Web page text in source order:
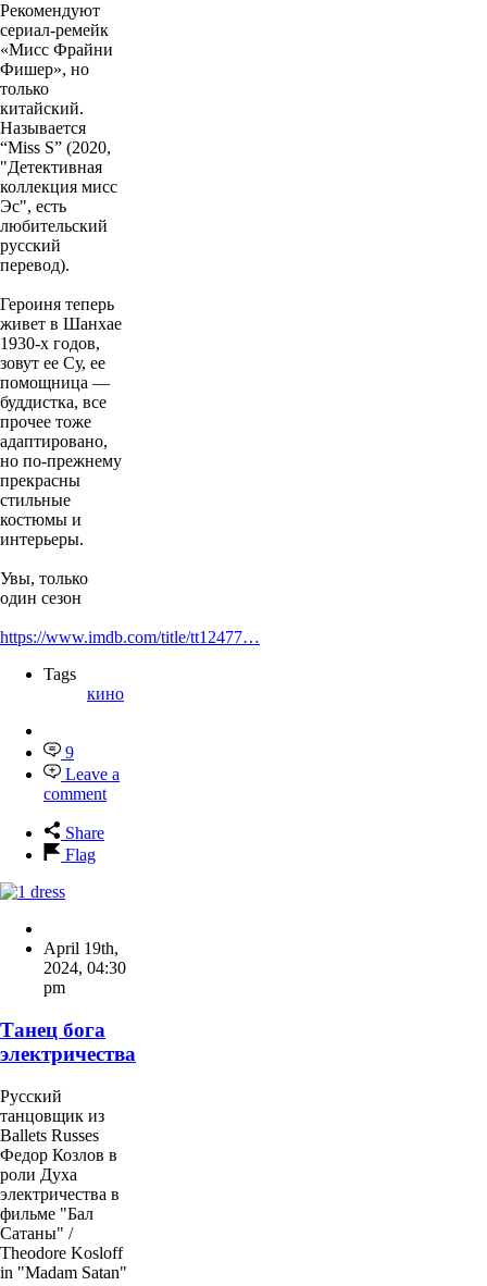
Рекомендуют
сериал-ремейк
«Мисс Фрайни
Фишер», но
только
китайский.
Называется
“Miss S” (2020,
"Детективная
коллекция мисс
Эс", есть
любительский
русский
перевод).
Героиня теперь
живет в Шанхае
1930-х годов,
зовут ее Су, ее
помощница —
буддистка, все
прочее тоже
адаптировано,
но по-прежнему
прекрасны
стильные
костюмы и
интерьеры.
Увы, только
один сезон
https://www.imdb.com/title/tt12477…
Tags
кино
9
Leave a
comment
Share
Flag
April 19th,
2024, 04:30
pm
Танец бога
электричества
Русский
танцовщик из
Ballets Russes
Федор Козлов в
роли Духа
электричества в
фильме "Бал
Сатаны" /
Theodore Kosloff
in "Madam Satan"